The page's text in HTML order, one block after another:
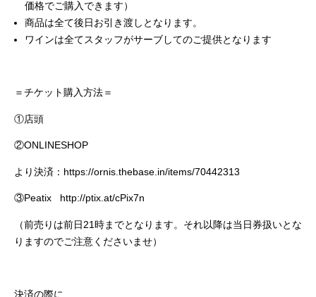
価格でご購入できます）
商品は全て後日お引き渡しとなります。
ワインは全てスタッフがサーブしてのご提供となります
＝チケット購入方法＝
①店頭
②ONLINESHOP
より決済： https://ornis.thebase.in/items/70442313
③Peatix http://ptix.at/cPix7n
（前売りは前日21時までとなります。それ以降は当日券扱いとな
りますのでご注意くださいませ）
決済の際に